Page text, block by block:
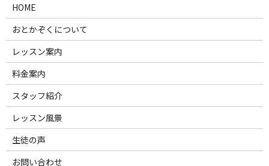
HOME
おとかぞくについて
レッスン案内
料金案内
スタッフ紹介
レッスン風景
生徒の声
お問い合わせ